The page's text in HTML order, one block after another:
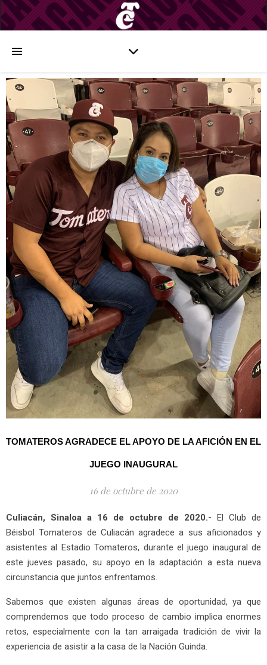
TOMATEROS AGRADECE EL APOYO DE LA AFICIÓN EN EL
JUEGO INAUGURAL
16 de octubre de 2020
Culiacán, Sinaloa a 16 de octubre de 2020.- El Club de
Béisbol Tomateros de Culiacán agradece a sus aficionados y
asistentes al Estadio Tomateros, durante el juego inaugural de
este jueves pasado, su apoyo en la adaptación a esta nueva
circunstancia que juntos enfrentamos.
Sabemos que existen algunas áreas de oportunidad, ya que
comprendemos que todo proceso de cambio implica enormes
retos, especialmente con la tan arraigada tradición de vivir la
experiencia de asistir a la casa de la Nación Guinda.